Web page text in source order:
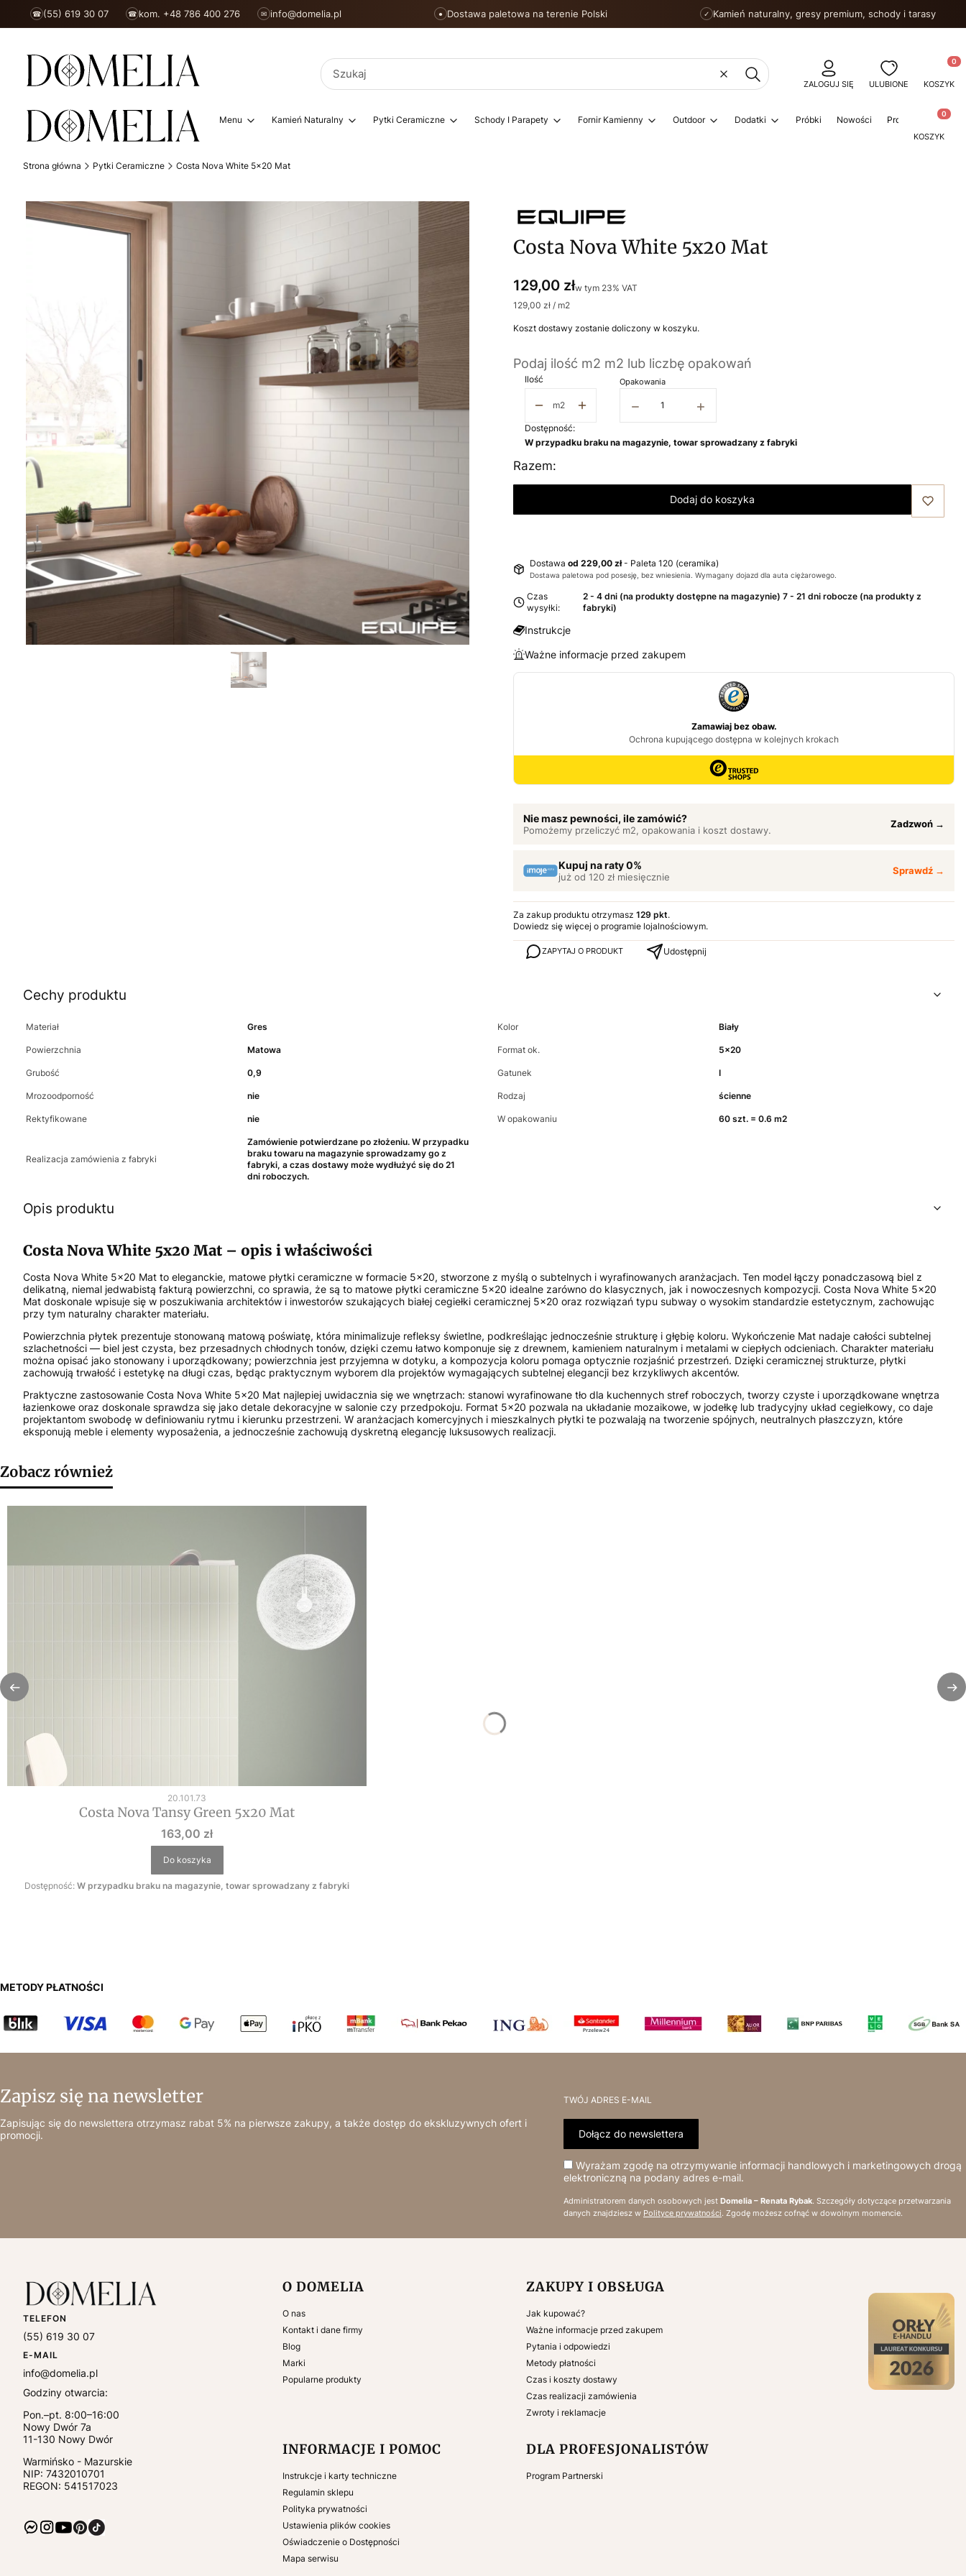
☎ (55) 619 30 07 ☎ kom. +48 786 400 276 ✉ info@domelia.pl ● Dostawa paletowa na terenie Polski ✓ Kamień naturalny, gresy premium, schody i tarasy
WyczyśćSzukaj
ZALOGUJ SIĘ ULUBIONE KOSZYK
Menu Kamień Naturalny Pytki Ceramiczne Schody I Parapety Fornir Kamienny Outdoor Dodatki Próbki Nowości PromocjeProdukty
KOSZYK
Strona główna Pytki Ceramiczne Costa Nova White 5x20 Mat
Costa Nova White 5x20 Mat
Cena
129,00 złw tym 23% VAT
w tym 23% VAT
129,00 zł / m2
Koszt dostawy zostanie doliczony w koszyku.
Podaj ilość m2 m2 lub liczbę opakowań
Ilość
m2
Opakowania
− +
Dostępność:
W przypadku braku na magazynie, towar sprowadzany z fabryki
Razem:
Dodaj do koszyka
Dostawa od 229,00 zł- Paleta 120 (ceramika)
Dostawa paletowa pod posesję, bez wniesienia. Wymagany dojazd dla auta ciężarowego.
Czas
wysyłki:
2 - 4 dni (na produkty dostępne na magazynie) 7 - 21 dni robocze (na produkty z
fabryki)
Instrukcje
Ważne informacje przed zakupem
Nie masz pewności, ile zamówić?
Pomożemy przeliczyć m2, opakowania i koszt dostawy.
Zadzwoń →
Kupuj na raty 0%
już od 120 zł miesięcznie
Sprawdź →
Za zakup produktu otrzymasz 129 pkt.
Dowiedz się więcej o programie lojalnościowym.
ZAPYTAJ O PRODUKT Udostępnij
Cechy produktu
Materiał Gres Kolor Biały
Powierzchnia Matowa Format ok. 5x20
Grubość 0,9 Gatunek I
Mrozoodporność nie Rodzaj ścienne
Rektyfikowane nie W opakowaniu 60 szt. = 0.6 m2
Realizacja zamówienia z fabryki
Zamówienie potwierdzane po złożeniu. W przypadku
braku towaru na magazynie sprowadzamy go z
fabryki, a czas dostawy może wydłużyć się do 21
dni roboczych.
Opis produktu
Costa Nova White 5x20 Mat – opis i właściwości
Costa Nova White 5x20 Mat to eleganckie, matowe płytki ceramiczne w formacie 5x20, stworzone z myślą o subtelnych i wyrafinowanych aranżacjach. Ten model łączy ponadczasową biel z
delikatną, niemal jedwabistą fakturą powierzchni, co sprawia, że są to matowe płytki ceramiczne 5x20 idealne zarówno do klasycznych, jak i nowoczesnych kompozycji. Costa Nova White 5x20
Mat doskonale wpisuje się w poszukiwania architektów i inwestorów szukających białej cegiełki ceramicznej 5x20 oraz rozwiązań typu subway o wysokim standardzie estetycznym, zachowując
przy tym naturalny charakter materiału.
Powierzchnia płytek prezentuje stonowaną matową poświatę, która minimalizuje refleksy świetlne, podkreślając jednocześnie strukturę i głębię koloru. Wykończenie Mat nadaje całości subtelnej
szlachetności — biel jest czysta, bez przesadnych chłodnych tonów, dzięki czemu łatwo komponuje się z drewnem, kamieniem naturalnym i metalami w ciepłych odcieniach. Charakter materiału
można opisać jako stonowany i uporządkowany; powierzchnia jest przyjemna w dotyku, a kompozycja koloru pomaga optycznie rozjaśnić przestrzeń. Dzięki ceramicznej strukturze, płytki
zachowują trwałość i estetykę na długi czas, będąc praktycznym wyborem dla projektów wymagających subtelnej elegancji bez krzykliwych akcentów.
Praktyczne zastosowanie Costa Nova White 5x20 Mat najlepiej uwidacznia się we wnętrzach: stanowi wyrafinowane tło dla kuchennych stref roboczych, tworzy czyste i uporządkowane wnętrza
łazienkowe oraz doskonale sprawdza się jako detale dekoracyjne w salonie czy przedpokoju. Format 5x20 pozwala na układanie mozaikowe, w jodełkę lub tradycyjny układ cegiełkowy, co daje
projektantom swobodę w definiowaniu rytmu i kierunku przestrzeni. W aranżacjach komercyjnych i mieszkalnych płytki te pozwalają na tworzenie spójnych, neutralnych płaszczyzn, które
eksponują meble i elementy wyposażenia, a jednocześnie zachowują dyskretną elegancję luksusowych realizacji.
Zobacz również
Kod produktu
20.101.73
Costa Nova Tansy Green 5x20 Mat
Cena
163,00 zł
Do koszyka
Dostępność: W przypadku braku na magazynie, towar sprowadzany z fabryki
METODY PŁATNOŚCI
Zapisz się na newsletter
Zapisując się do newslettera otrzymasz rabat 5% na pierwsze zakupy, a także dostęp do ekskluzywnych ofert i
promocji.
TWÓJ ADRES E-MAIL
Dołącz do newslettera
Wyrażam zgodę na otrzymywanie informacji handlowych i marketingowych drogą
elektroniczną na podany adres e-mail.
Administratorem danych osobowych jest Domelia – Renata Rybak. Szczegóły dotyczące przetwarzania
danych znajdziesz w Polityce prywatności. Zgodę możesz cofnąć w dowolnym momencie.
TELEFON
(55) 619 30 07
E-MAIL
info@domelia.pl
Godziny otwarcia:
Pon.–pt. 8:00–16:00
Nowy Dwór 7a
11-130 Nowy Dwór
Warmińsko - Mazurskie
NIP: 7432010701
REGON: 541517023
Linki w stopce
O DOMELIA
O nas
Kontakt i dane firmy
Blog
Marki
Popularne produkty
ZAKUPY I OBSŁUGA
Jak kupować?
Ważne informacje przed zakupem
Pytania i odpowiedzi
Metody płatności
Czas i koszty dostawy
Czas realizacji zamówienia
Zwroty i reklamacje
INFORMACJE I POMOC
Instrukcje i karty techniczne
Regulamin sklepu
Polityka prywatności
Ustawienia plików cookies
Oświadczenie o Dostępności
Mapa serwisu
DLA PROFESJONALISTÓW
Program Partnerski